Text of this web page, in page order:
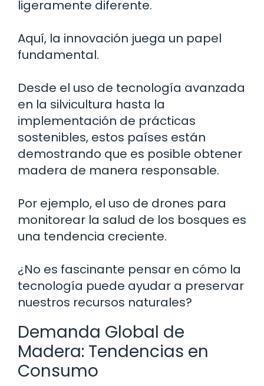
ligeramente diferente.
Aquí, la innovación juega un papel
fundamental.
Desde el uso de tecnología avanzada
en la silvicultura hasta la
implementación de prácticas
sostenibles, estos países están
demostrando que es posible obtener
madera de manera responsable.
Por ejemplo, el uso de drones para
monitorear la salud de los bosques es
una tendencia creciente.
¿No es fascinante pensar en cómo la
tecnología puede ayudar a preservar
nuestros recursos naturales?
Demanda Global de
Madera: Tendencias en
Consumo